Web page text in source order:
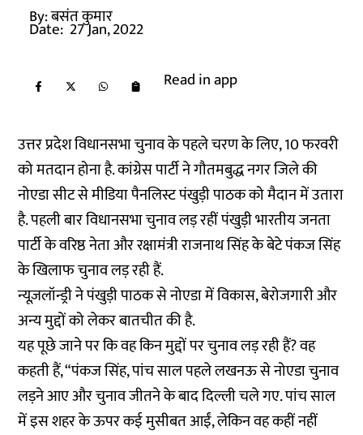
By:बसंत कुमार
Date: 27 Jan, 2022
Read in app
उत्तर प्रदेश विधानसभा चुनाव के पहले चरण के लिए, 10 फरवरी
को मतदान होना है. कांग्रेस पार्टी ने गौतमबुद्ध नगर जिले की
नोएडा सीट से मीडिया पैनलिस्ट पंखुड़ी पाठक को मैदान में उतारा
है. पहली बार विधानसभा चुनाव लड़ रहीं पंखुड़ी भारतीय जनता
पार्टी के वरिष्ठ नेता और रक्षामंत्री राजनाथ सिंह के बेटे पंकज सिंह
के खिलाफ चुनाव लड़ रही हैं.
न्यूज़लॉन्ड्री ने पंखुड़ी पाठक से नोएडा में विकास, बेरोजगारी और
अन्य मुद्दों को लेकर बातचीत की है.
यह पूछे जाने पर कि वह किन मुद्दों पर चुनाव लड़ रही हैं? वह
कहती हैं, “पंकज सिंह, पांच साल पहले लखनऊ से नोएडा चुनाव
लड़ने आए और चुनाव जीतने के बाद दिल्ली चले गए. पांच साल
में इस शहर के ऊपर कई मुसीबत आईं, लेकिन वह कहीं नहीं